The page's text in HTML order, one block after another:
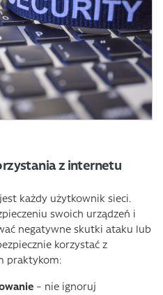
z internetu
każdy użytkownik sieci.
swoich urządzeń i
negatywne skutki ataku lub
korzystać z
praktykom:
– nie ignoruj